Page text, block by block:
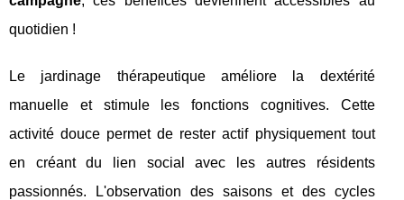
quotidien !
Le jardinage thérapeutique améliore la dextérité
manuelle et stimule les fonctions cognitives. Cette
activité douce permet de rester actif physiquement tout
en créant du lien social avec les autres résidents
passionnés. L'observation des saisons et des cycles